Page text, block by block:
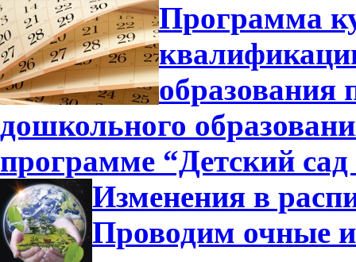
Программа
дошкольного
программе “Детский сад
Изменения в
Проводим очные